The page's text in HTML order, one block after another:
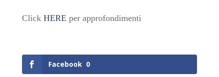
Click HERE per approfondimenti
Facebook 0